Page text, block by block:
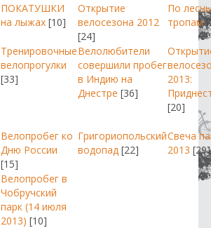
ПОКАТУШКИ
на лыжах [10]
Открытие
велосезона 2012
[24]
По
тропам
Тренировочные
велопрогулки
[33]
Велолюбители
совершили пробег
в Индию на
Днестре [36]
2013:
[20]
Велопробег ко
Дню России
[15]
Григориопольский
водопад [22]
Свеча
2013 [29]
Велопробег в
Чобручский
парк (14 июля
2013) [10]